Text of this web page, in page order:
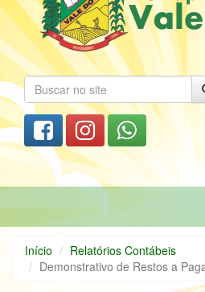
Início
Relatórios Contábeis
Demonstrativo de Restos a